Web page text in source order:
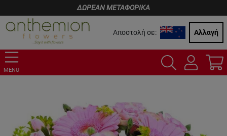
ΔΩΡΕΑΝ ΜΕΤΑΦΟΡΙΚΑ
Αποστολή σε: Αλλαγή
MENU